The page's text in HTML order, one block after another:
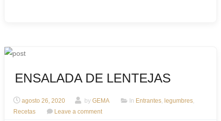
ENSALADA DE LENTEJAS
agosto 26, 2020 by GEMA In Entrantes, legumbres,
Recetas
Leave a comment